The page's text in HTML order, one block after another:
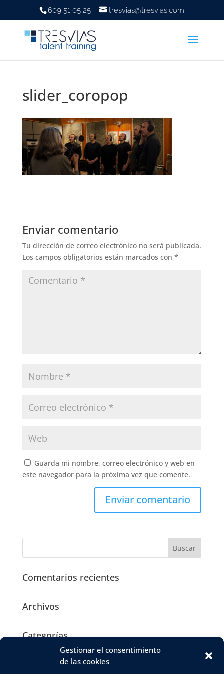
Gestionar el consentimiento
de las cookies
609 51 05 25 tresvias@tresvias.com
slider_coropop
Enviar comentario
Tu dirección de correo electrónico no será publicada.
Los campos obligatorios están marcados con *
Guarda mi nombre, correo electrónico y web en
este navegador para la próxima vez que comente.
Comentarios recientes
Archivos
Categorías
No hay categorías